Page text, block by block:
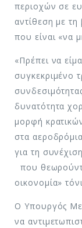
περιοχών σε
αντίθεση με
που είναι «να
«Πρέπει να
συγκεκριμένο
δυνατότητα
μορφή
στα
για τη
που
οικονομία»
Ο Υπουργός
να